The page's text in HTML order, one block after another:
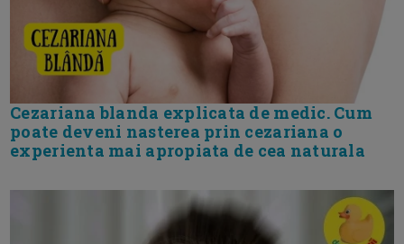
Cezariana blanda explicata de medic. Cum
poate deveni nasterea prin cezariana o
experienta mai apropiata de cea naturala